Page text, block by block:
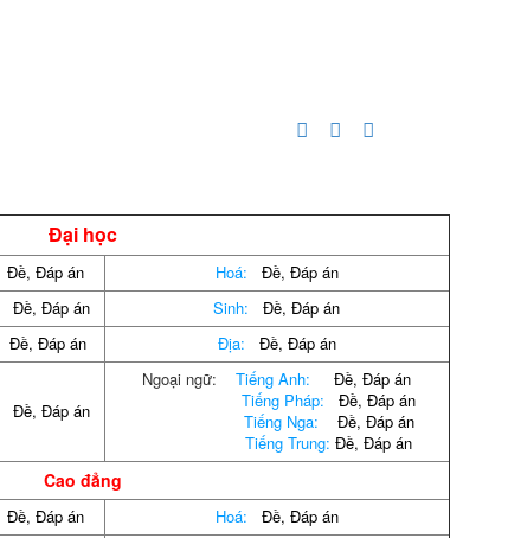
Đại học
Đề, Đáp án Hoá: Đề, Đáp án
Đề, Đáp án Sinh: Đề, Đáp án
Đề, Đáp án Địa: Đề, Đáp án
Đề, Đáp án
Ngoại ngữ: Tiếng Anh: Đề, Đáp án
Tiếng Pháp:
Đề, Đáp án
Tiếng Nga:
Đề, Đáp án
Tiếng Trung: Đề, Đáp án
Cao đẳng
Đề, Đáp án Hoá: Đề, Đáp án